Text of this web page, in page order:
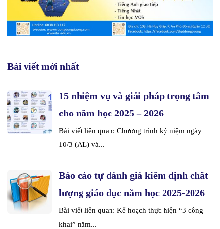
Bài viết mới nhất
15 nhiệm vụ và giải pháp trọng tâm
cho năm học 2025 – 2026
Bài viết liên quan: Chương trình kỷ niệm ngày
10/3 (AL) và...
Báo cáo tự đánh giá kiểm định chất
lượng giáo dục năm học 2025-2026
Bài viết liên quan: Kế hoạch thực hiện “3 công
khai” năm...